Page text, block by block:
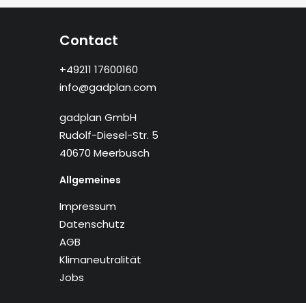
Contact
+49211 17600160
info@gadplan.com
gadplan GmbH
Rudolf-Diesel-Str. 5
40670 Meerbusch
Allgemeines
Impressum
Datenschutz
AGB
Klimaneutralität
Jobs